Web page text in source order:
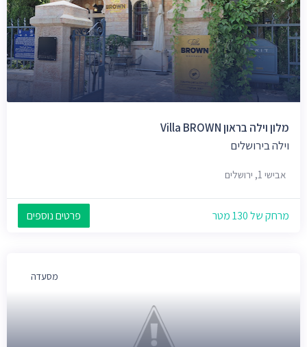
מלון וילה בראון Villa BROWN
וילה בירושלים
אבישי 1, ירושלים
מרחק של 130 מטר פרטים נוספים
מסעדה